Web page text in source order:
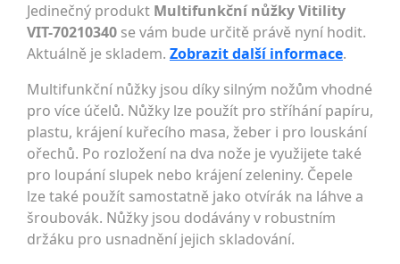
Jedinečný produkt Multifunkční nůžky Vitility
VIT-70210340 se vám bude určitě právě nyní hodit.
Aktuálně je skladem. Zobrazit další informace.
Multifunkční nůžky jsou díky silným nožům vhodné
pro více účelů. Nůžky lze použít pro stříhání papíru,
plastu, krájení kuřecího masa, žeber i pro louskání
ořechů. Po rozložení na dva nože je využijete také
pro loupání slupek nebo krájení zeleniny. Čepele
lze také použít samostatně jako otvírák na láhve a
šroubovák. Nůžky jsou dodávány v robustním
držáku pro usnadnění jejich skladování.